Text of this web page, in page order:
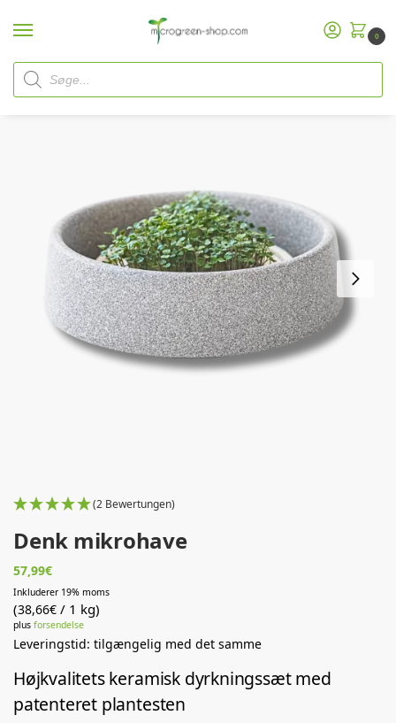
0
Hjem Microgreen Shop
(2 Bewertungen)
Denk mikrohave
57,99€
Inkluderer 19% moms
(38,66€ / 1 kg)
plus forsendelse
Leveringstid: tilgængelig med det samme
Højkvalitets keramisk dyrkningssæt med
patenteret plantesten